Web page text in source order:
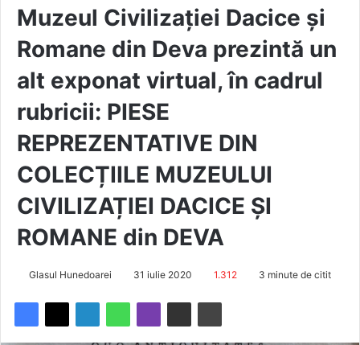
Muzeul Civilizației Dacice și
Romane din Deva prezintă un
alt exponat virtual, în cadrul
rubricii: PIESE
REPREZENTATIVE DIN
COLECȚIILE MUZEULUI
CIVILIZAȚIEI DACICE ȘI
ROMANE din DEVA
Glasul Hunedoarei 31 iulie 2020 1.312 3 minute de citit